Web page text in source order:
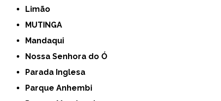
Limão
MUTINGA
Mandaqui
Nossa Senhora do Ó
Parada Inglesa
Parque Anhembi